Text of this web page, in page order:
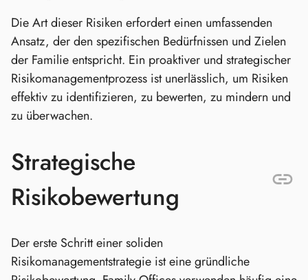
Die Art dieser Risiken erfordert einen umfassenden
Ansatz, der den spezifischen Bedürfnissen und Zielen
der Familie entspricht. Ein proaktiver und strategischer
Risikomanagementprozess ist unerlässlich, um Risiken
effektiv zu identifizieren, zu bewerten, zu mindern und
zu überwachen.
Strategische
Risikobewertung
Der erste Schritt einer soliden
Risikomanagementstrategie ist eine gründliche